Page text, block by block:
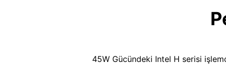
45W Gücündeki Intel H serisi